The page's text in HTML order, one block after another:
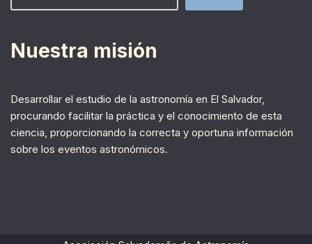
Nuestra misión
Desarrollar el estudio de la astronomía en El Salvador,
procurando facilitar la práctica y el conocimiento de esta
ciencia, proporcionando la correcta y oportuna información
sobre los eventos astronómicos.